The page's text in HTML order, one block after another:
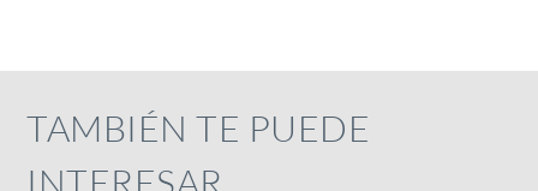
TAMBIÉN TE PUEDE